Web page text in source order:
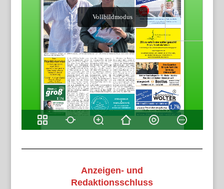
Anzeigen- und
Redaktionsschluss